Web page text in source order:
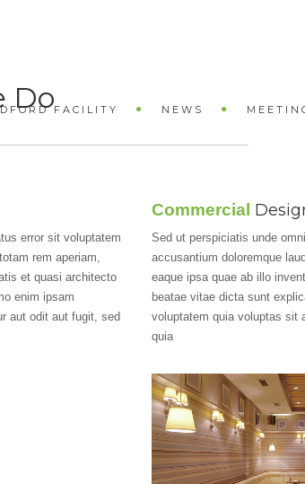
FACILITY NEWS
Do
error sit voluptatem
rem aperiam,
et quasi architecto
enim ipsam
aut odit aut fugit, sed
Commercial
Sed ut perspiciatis unde
accusantium doloremque
eaque ipsa quae ab illo
beatae vitae dicta sunt
voluptatem quia voluptas sit
quia